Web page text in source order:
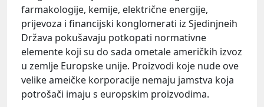
farmakologije, kemije, električne energije,
prijevoza i financijski konglomerati iz Sjedinjneih
Država pokušavaju potkopati normativne
elemente koji su do sada ometale američkih izvoz
u zemlje Europske unije. Proizvodi koje nude ove
velike ameičke korporacije nemaju jamstva koja
potrošači imaju s europskim proizvodima.